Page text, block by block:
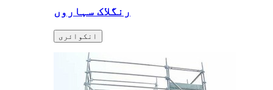
رنگلاک سہاروں
انکوائری